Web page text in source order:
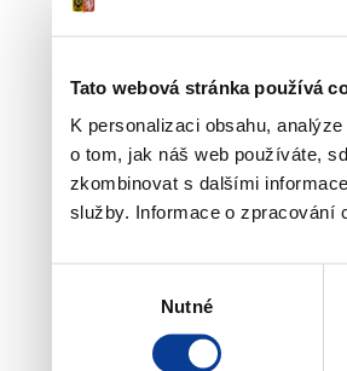
Tato webová stránka používá
K personalizaci obsahu,
o tom, jak náš web používáte,
zkombinovat s dalšími
služby. Informace o zpracování
Nutné